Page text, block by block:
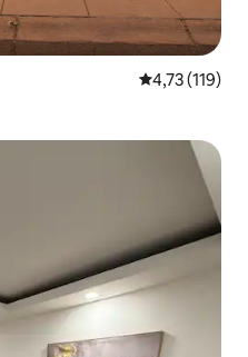
Gemiddelde
4,73 (119)